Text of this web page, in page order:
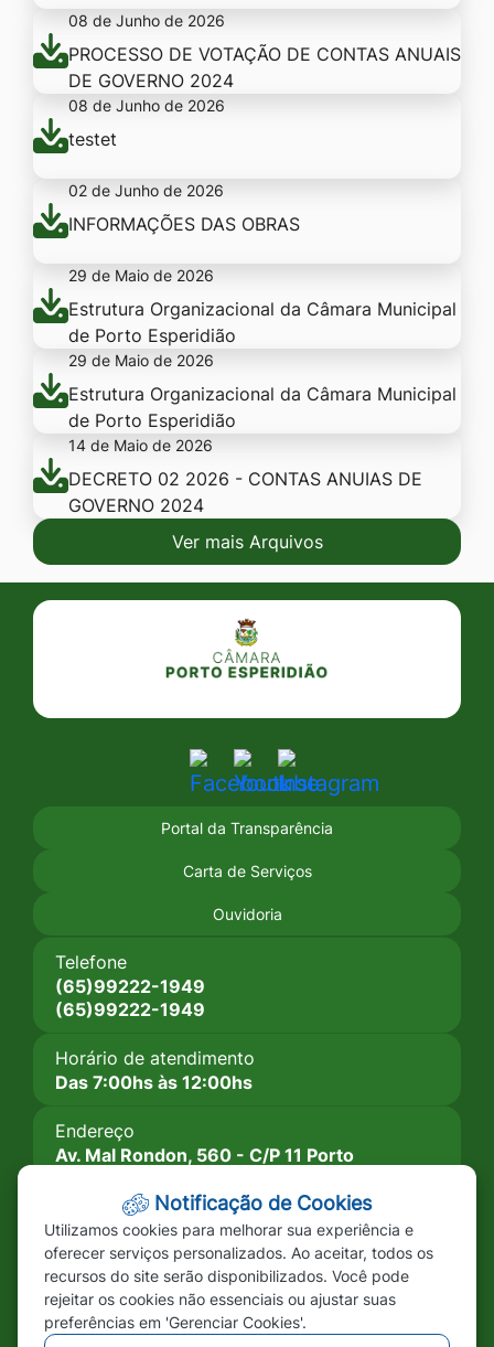
08 de Junho de 2026
PROCESSO DE VOTAÇÃO DE CONTAS ANUAIS
DE GOVERNO 2024
08 de Junho de 2026
testet
02 de Junho de 2026
INFORMAÇÕES DAS OBRAS
29 de Maio de 2026
Estrutura Organizacional da Câmara Municipal
de Porto Esperidião
29 de Maio de 2026
Estrutura Organizacional da Câmara Municipal
de Porto Esperidião
14 de Maio de 2026
DECRETO 02 2026 - CONTAS ANUIAS DE
GOVERNO 2024
Ver mais Arquivos
Seção do Rodapé e Contato
Acessar
Rede
Social
Facebook
Acessar
Rede
Social
Youtube
Acessar
Rede
Social
Portal da Transparência
Carta de Serviços
Ouvidoria
Telefone
(65)99222-1949
(65)99222-1949
Horário de atendimento
Das 7:00hs às 12:00hs
Endereço
Av. Mal Rondon, 560 - C/P 11 Porto
Imprensa
A Câmara
Legislação
Vereadores
Notificação de Cookies
Utilizamos cookies para melhorar sua experiência e
oferecer serviços personalizados. Ao aceitar, todos os
recursos do site serão disponibilizados. Você pode
rejeitar os cookies não essenciais ou ajustar suas
preferências em 'Gerenciar Cookies'.